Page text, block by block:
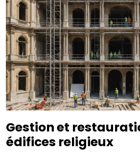
Gestion et
édifices religieux